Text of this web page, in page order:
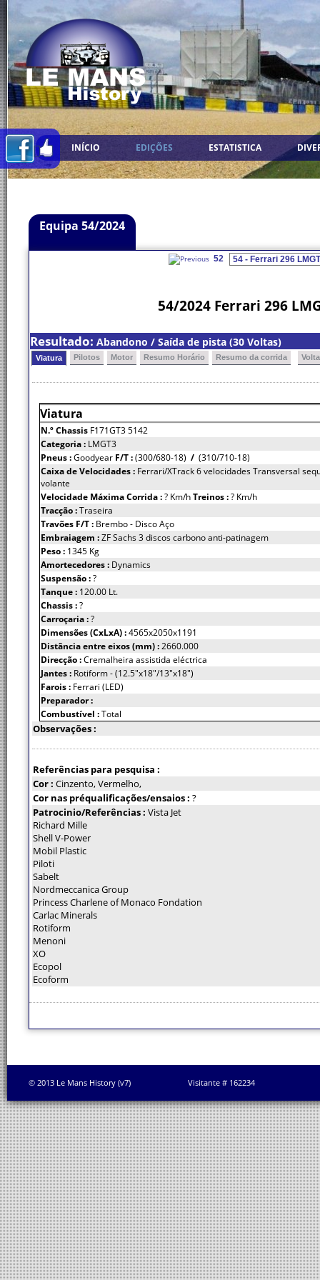
INÍCIO EDIÇÕES ESTATISTICA
Equipa 54/2024
52
54/2024 Ferrari 296
Resultado: Abandono / Saída de pista (30 Voltas)
Viatura Pilotos Motor Resumo Horário Resumo da corrida
Viatura
N.º Chassis F171GT3 5142
Categoria : LMGT3
Pneus :Goodyear F/T :(300/680-18) / (310/710-18)
Caixa de Velocidades : Ferrari/XTrack 6 velocidades Transversal
volante
Velocidade Máxima Corrida :? Km/hTreinos :? Km/h
Tracção :Traseira
Travões F/T : Brembo - Disco Aço
Embraiagem :ZF Sachs 3 discos carbono anti-patinagem
Peso : 1345 Kg
Amortecedores : Dynamics
Suspensão :?
Tanque : 120.00 Lt.
Chassis :?
Carroçaria :?
Dimensões (CxLxA) :4565x2050x1191
Distância entre eixos (mm) :2660.000
Direcção :Cremalheira assistida eléctrica
Jantes : Rotiform - (12.5"x18"/13"x18")
Farois : Ferrari (LED)
Preparador :
Combustível :Total
Observações :
Referências para pesquisa :
Cor : Cinzento, Vermelho,
Cor nas préqualificações/ensaios : ?
Patrocinio/Referências : Vista Jet
Richard Mille
Shell V-Power
Mobil Plastic
Piloti
Sabelt
Nordmeccanica Group
Princess Charlene of Monaco Fondation
Carlac Minerals
Rotiform
Menoni
XO
Ecopol
Ecoform
© 2013 Le Mans History (v7) Visitante # 162234